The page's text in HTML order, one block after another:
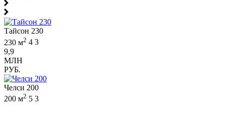
Тайсон 230
230 м2 4 3
9,9
МЛН
РУБ.
Челси 200
200 м2 5 3